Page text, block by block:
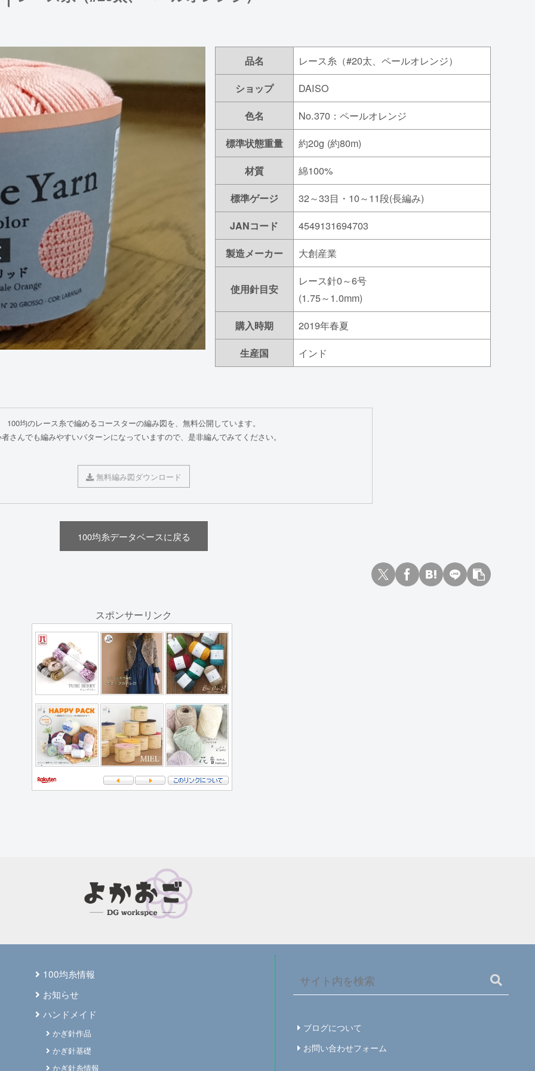
品名 レース糸（#20太、ペールオレンジ）
ショップ DAISO
色名 No.370：ペールオレンジ
標準状態重量 約20g (約80m)
材質 綿100%
標準ゲージ 32～33目・10～11段(長編み)
JANコード 4549131694703
製造メーカー 大創産業
使用針目安
レース針0～6号
(1.75～1.0mm)
購入時期 2019年春夏
生産国 インド
100均のレース糸で編めるコースターの編み図を、無料公開しています。
さんでも編みやすいパターンになっていますので、是非編んでみてください。
無料編み図ダウンロード
100均糸データベースに戻る
スポンサーリンク
100均糸情報
お知らせ
ハンドメイド
かぎ針作品
かぎ針基礎
かぎ針糸情報
ブログについて
お問い合わせフォーム